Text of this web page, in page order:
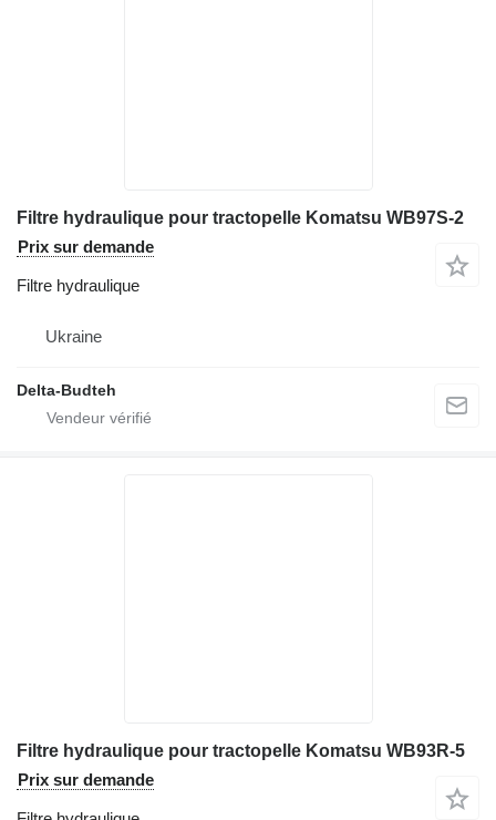
Filtre hydraulique pour tractopelle Komatsu WB97S-2
Prix sur demande
Filtre hydraulique
Ukraine
Delta-Budteh
Filtre hydraulique pour tractopelle Komatsu WB93R-5
Prix sur demande